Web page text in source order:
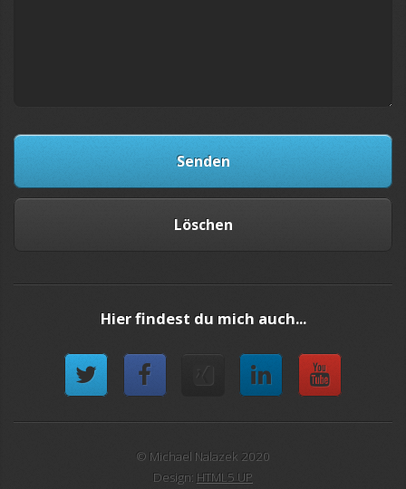
Hier findest du mich auch...
© Michael Nalazek 2020
Design: HTML5 UP